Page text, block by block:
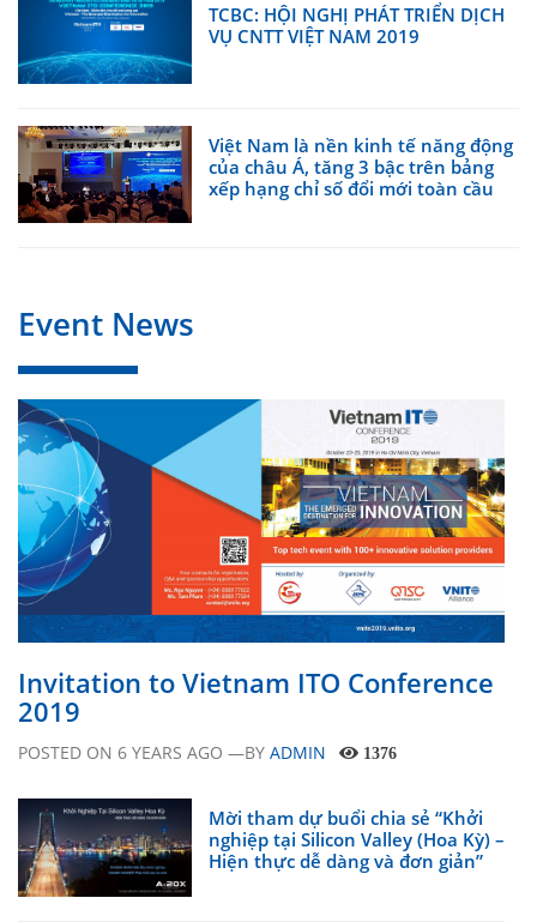
TCBC: HỘI NGHỊ PHÁT TRIỂN DỊCH
VỤ CNTT VIỆT NAM 2019
Việt Nam là nền kinh tế năng động
của châu Á, tăng 3 bậc trên bảng
xếp hạng chỉ số đổi mới toàn cầu
Event News
Invitation to Vietnam ITO Conference
2019
POSTED ON 6 YEARS AGO —BY ADMIN 1376
Mời tham dự buổi chia sẻ “Khởi
nghiệp tại Silicon Valley (Hoa Kỳ) –
Hiện thực dễ dàng và đơn giản”